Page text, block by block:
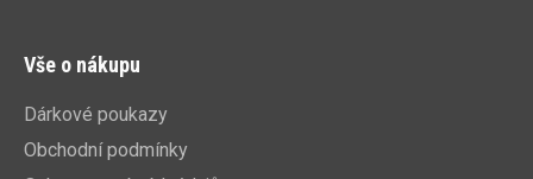
Vše o nákupu
Dárkové poukazy
Obchodní podmínky